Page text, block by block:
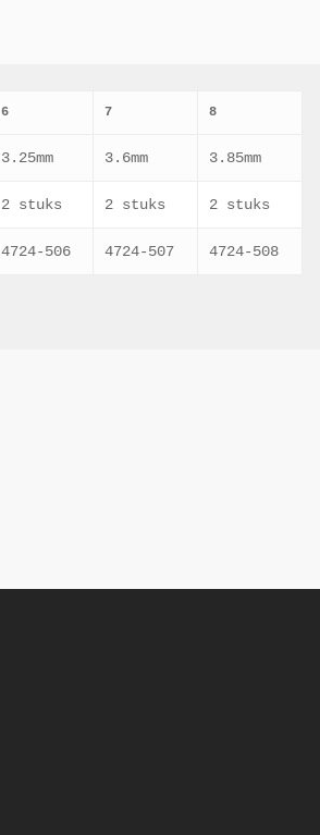
6 7 8
3.25mm 3.6mm 3.85mm
2 stuks 2 stuks 2 stuks
4724-506 4724-507 4724-508